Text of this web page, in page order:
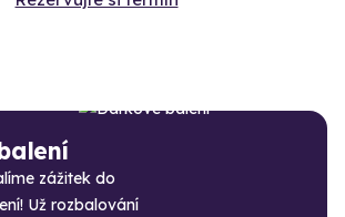
zážitek do
Už rozbalování